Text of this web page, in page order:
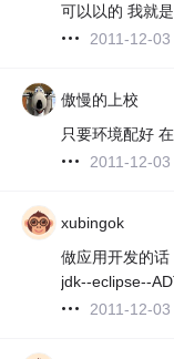
可以以的 我就
2011-12-03
傲慢的上校
只要环境配好
2011-12-03
xubingok
做应用开发的话
jdk--eclipse--
2011-12-03